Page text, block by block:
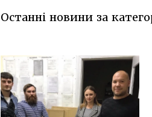
Останні новини за